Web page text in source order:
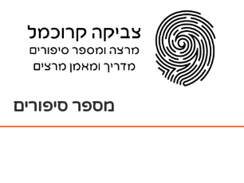
יצירת
קשר
עבור
לתוכן
מספר סיפורים